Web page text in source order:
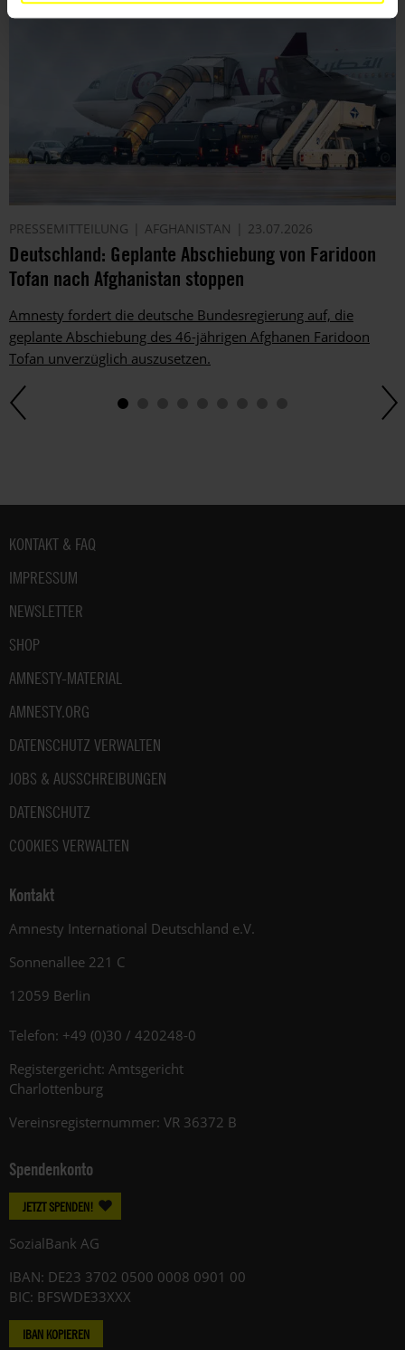
PRESSEMITTEILUNG AFGHANISTAN 23.07.2026
Deutschland: Geplante Abschiebung von Faridoon
Tofan nach Afghanistan stoppen
Amnesty fordert die deutsche Bundesregierung auf, die
geplante Abschiebung des 46-jährigen Afghanen Faridoon
Tofan unverzüglich auszusetzen.
Fußbereich
KONTAKT & FAQ
IMPRESSUM
NEWSLETTER
SHOP
AMNESTY-MATERIAL
AMNESTY.ORG
DATENSCHUTZ VERWALTEN
JOBS & AUSSCHREIBUNGEN
DATENSCHUTZ
COOKIES VERWALTEN
Kontakt
Amnesty International Deutschland e.V.
Sonnenallee 221 C
12059 Berlin
Telefon: +49 (0)30 / 420248-0
Registergericht: Amtsgericht
Charlottenburg
Vereinsregisternummer: VR 36372 B
Spendenkonto
JETZT SPENDEN!
SozialBank AG
IBAN: DE23 3702 0500 0008 0901 00
BIC: BFSWDE33XXX
IBAN KOPIEREN